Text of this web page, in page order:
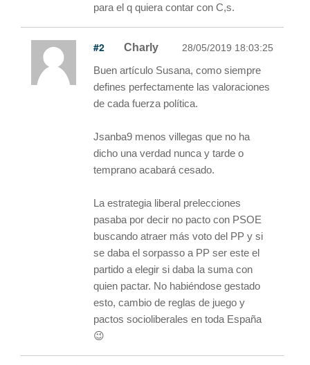
para el q quiera contar con C,s.
#2 Charly 28/05/2019 18:03:25
Buen artículo Susana, como siempre
defines perfectamente las valoraciones
de cada fuerza política.
Jsanba9 menos villegas que no ha
dicho una verdad nunca y tarde o
temprano acabará cesado.
La estrategia liberal prelecciones
pasaba por decir no pacto con PSOE
buscando atraer más voto del PP y si
se daba el sorpasso a PP ser este el
partido a elegir si daba la suma con
quien pactar. No habiéndose gestado
esto, cambio de reglas de juego y
pactos socioliberales en toda España
😉